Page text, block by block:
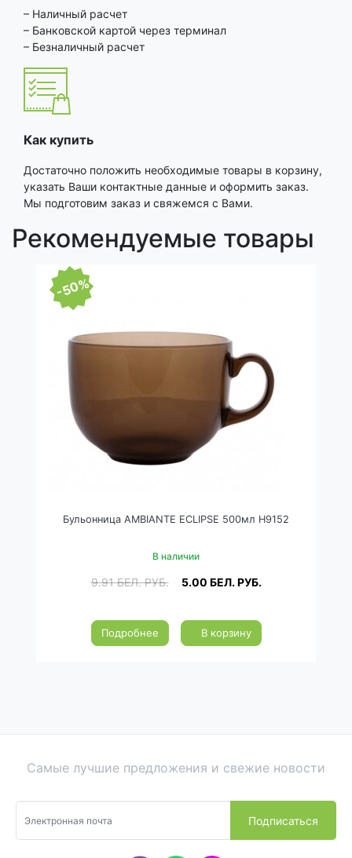
– Наличный расчет
– Банковской картой через терминал
– Безналичный расчет
Как купить
Достаточно положить необходимые товары в корзину,
указать Ваши контактные данные и оформить заказ.
Мы подготовим заказ и свяжемся с Вами.
Рекомендуемые товары
-50%
Бульонница AMBIANTE ECLIPSE 500мл H9152
В наличии
9.91БЕЛ. РУБ. 5.00 БЕЛ. РУБ.
Подробнее В корзину
Самые лучшие предложения и свежие новости